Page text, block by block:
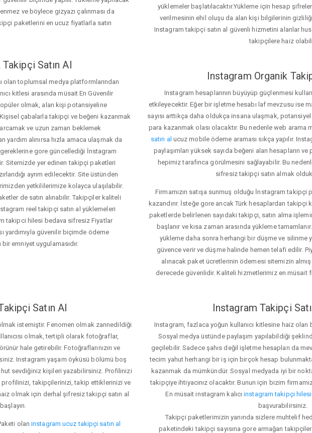
ve böylece gizyazı çalınması da
paketlerini en ucuz fiyatlarla satın
yüklemeler başlatılacaktır.Yükleme için hesap
verilmesinin ehil oluşu da alan kişi bilgilerinin
Instagram takipçi satın al güvenli hizmetini alanlar
takipçilere haiz
Satın Al
olan toplumsal medya platformlarından
kitlesi arasında müsait En Güvenilir
olmak, alan kişi potansiyeline
çabalarla takipçi ve beğeni kazanmak
ve uzun zaman beklemek
alınırsa hızla amaca ulaşmak da
gereklerine gore güncellediği İnstagram
Sitemizde yer edinen takipçi paketleri
ayrım edilecektir. Site üstünden
yetkililerimize kolayca ulaşılabilir.
de satın alınabilir. Takipçiler kaliteli
reel takipçi satın al yüklemeleri
takipci hilesi bedava sifresiz Fiyatlar
yardımıyla güvenilir biçimde ödeme
emniyet uygulamasıdır.
Instagram Organik
Instagram hesaplarının büyüyüp güçlenmesi
etkileyecektir. Eğer bir işletme hesabı laf mevzusu ise
sayısı arttıkça daha oldukça insana ulaşmak,
para kazanmak olası olacaktır. Bu nedenle web arama
satın al ucuz mobile ödeme araması sıkça yapılır.
paylaşımları yüksek sayıda beğeni alan hesapların
hepimiz tarafınca görülmesini sağlayabilir. Bu
sifresiz takipçi satın almak
Firmamızın satışa sunmuş olduğu İnstagram
kazandırır. İsteğe gore ancak Türk hesaplardan takipçi
paketlerde belirlenen sayıdaki takipçi, satın alma
başlanır ve kısa zaman arasında yükleme
yükleme daha sonra herhangi bir düşme ve silinme
güvence verir ve düşme halinde hemen telafi edilir.
alınacak paket ücretlerinin ödemesi sitemizin
derecede güvenlidir. Kaliteli hizmetlerimiz en müsait
Satın Al
istemiştir. Fenomen olmak zannedildiği
olmak, tertipli olarak fotoğraflar,
hale getirebilir. Fotoğraflarınızın ve
Instagram yaşam öyküsü bölümü boş
sevdiğiniz kişileri yazabilirsiniz. Profilinizi
profilinizi, takipçilerinizi, takip ettiklerinizi ve
olmak için derhal şifresiz takipçi satın al
olaninstagram ucuz takipçi satın al
Instagram Takipçi
Instagram, fazlaca yoğun kullanıcı kitlesine haiz
Sosyal medya üstünde paylaşım yapılabildiği
geçilebilir. Sadece şahıs değil işletme hesapları da
tecim yahut herhangi bir iş için birçok hesap
kazanmak da mümkündür. Sosyal medyada iyi bir
takipçiye ihtiyacınız olacaktır. Bunun için bizim
En müsait instagram kalıcıinstagram takipçi hilesi
başvurabilirsiniz.
Takipçi paketlerimizin yanında sizlere muhtelif
paketindeki takipçi sayısına gore armağan